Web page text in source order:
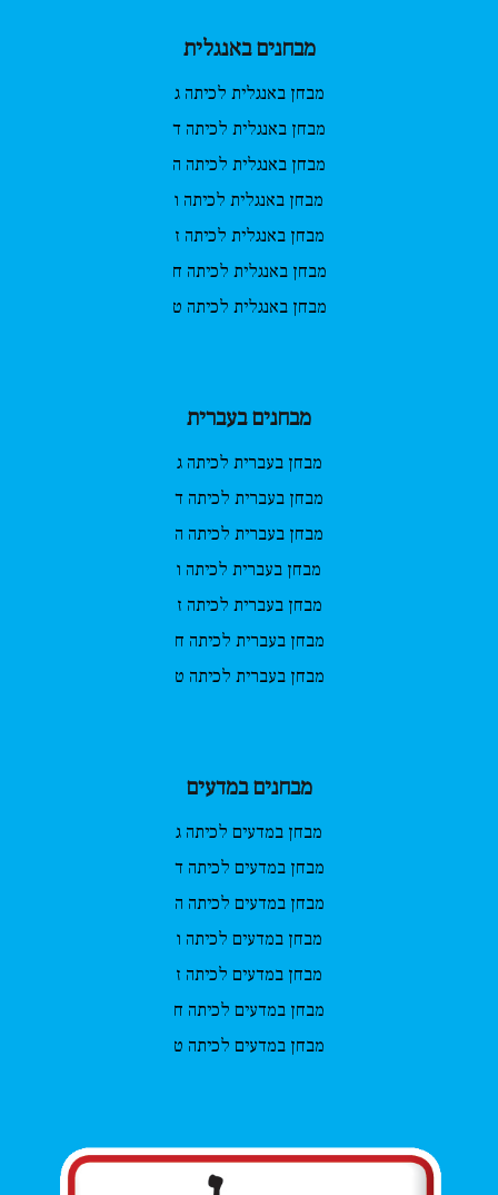
מבחנים באנגלית
מבחן באנגלית לכיתה ג
מבחן באנגלית לכיתה ד
מבחן באנגלית לכיתה ה
מבחן באנגלית לכיתה ו
מבחן באנגלית לכיתה ז
מבחן באנגלית לכיתה ח
מבחן באנגלית לכיתה ט
מבחנים בעברית
מבחן בעברית לכיתה ג
מבחן בעברית לכיתה ד
מבחן בעברית לכיתה ה
מבחן בעברית לכיתה ו
מבחן בעברית לכיתה ז
מבחן בעברית לכיתה ח
מבחן בעברית לכיתה ט
מבחנים במדעים
מבחן במדעים לכיתה ג
מבחן במדעים לכיתה ד
מבחן במדעים לכיתה ה
מבחן במדעים לכיתה ו
מבחן במדעים לכיתה ז
מבחן במדעים לכיתה ח
מבחן במדעים לכיתה ט